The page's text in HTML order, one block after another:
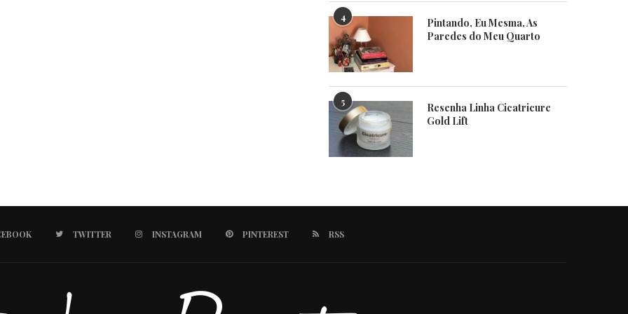
4
Pintando, Eu Mesma, As
Paredes do Meu Quarto
5
Resenha Linha Cicatricure
Gold Lift
TWITTER INSTAGRAM PINTEREST RSS